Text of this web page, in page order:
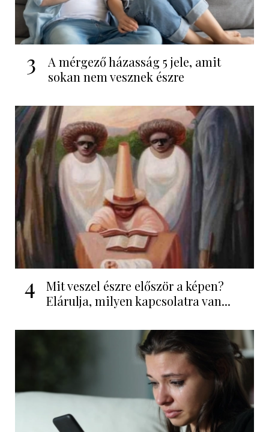
3
A mérgező házasság 5 jele, amit
sokan nem vesznek észre
4
Mit veszel észre először a képen?
Elárulja, milyen kapcsolatra van...